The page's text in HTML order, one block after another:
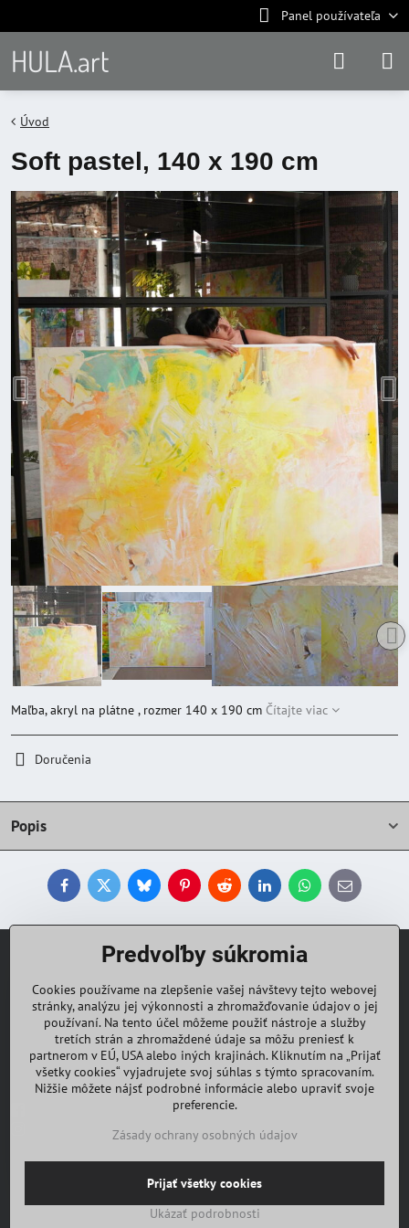
Panel používateľa
HULA.art
Úvod
Soft pastel, 140 x 190 cm
Maľba, akryl na plátne , rozmer 140 x 190 cm Čítajte viac
Doručenia
Popis
FacebookTwitterBlueskyPinterestReddit LinkedInWhatsApp
E-
mail
V tejto sekcii
0904 801 381
hula.its.me@gmail.com
Obchodné podmienky
Facebook fanpage: @hula
@hula.kap.and.art
©2026Copyright
Predvoľby súkromiaZásady ochrany osobných údajov
Vytvorené pomocou:BiznisWeb.sk
Predvoľby súkromia
Cookies používame na zlepšenie vašej návštevy tejto webovej
stránky, analýzu jej výkonnosti a zhromažďovanie údajov o jej
používaní. Na tento účel môžeme použiť nástroje a služby
tretích strán a zhromaždené údaje sa môžu preniesť k
partnerom v EÚ, USA alebo iných krajinách. Kliknutím na „Prijať
všetky cookies“ vyjadrujete svoj súhlas s týmto spracovaním.
Nižšie môžete nájsť podrobné informácie alebo upraviť svoje
preferencie.
Zásady ochrany osobných údajov
Ukázať podrobnosti
Prijať všetky cookies